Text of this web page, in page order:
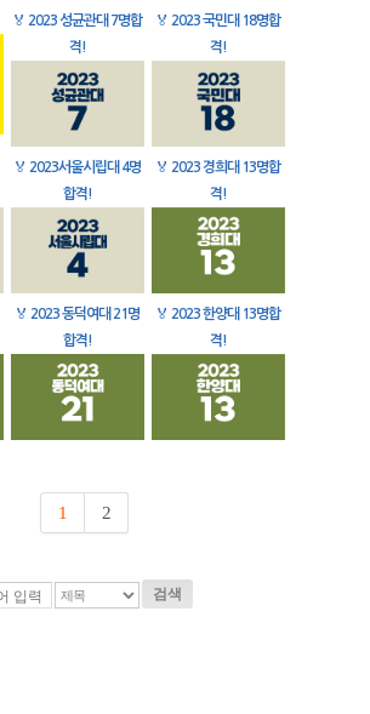
🏅 2023 성균관대 7명합
격!
🏅 2023 국민대 18명합
격!
🏅 2023서울시립대 4명
합격!
🏅 2023 경희대 13명합
격!
🏅 2023 동덕여대 21명
합격!
🏅 2023 한양대 13명합
격!
1 2
검색